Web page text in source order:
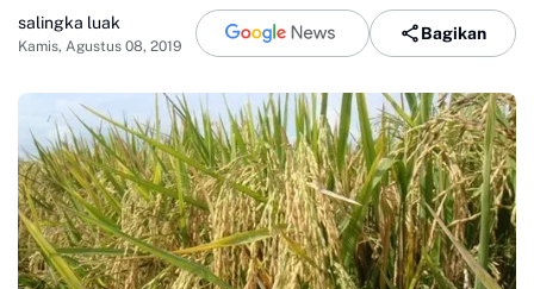
salingka luak
Kamis, Agustus 08, 2019
Bagikan